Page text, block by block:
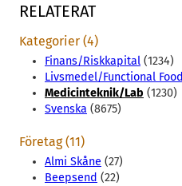
RELATERAT
Kategorier (4)
Finans/Riskkapital (1234)
Livsmedel/Functional Food
Medicinteknik/Lab (1230)
Svenska (8675)
Företag (11)
Almi Skåne (27)
Beepsend (22)